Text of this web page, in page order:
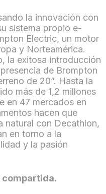
la innovación con
sistema propio e-
Electric, un motor
y Norteamérica.
la exitosa introducción
de Brompton
de 20”. Hasta la
más de 1,2 millones
en 47 mercados en
hacen que
natural con Decathlon,
en torno a la
y la pasión
compartida.